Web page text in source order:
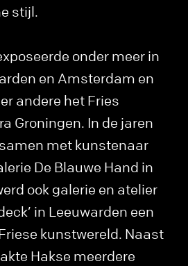
stijl.
onder meer in
en Amsterdam en
andere het Fries
Groningen. In de jaren
met kunstenaar
De Blauwe Hand in
ook galerie en atelier
in Leeuwarden een
kunstwereld. Naast
Hakse meerdere